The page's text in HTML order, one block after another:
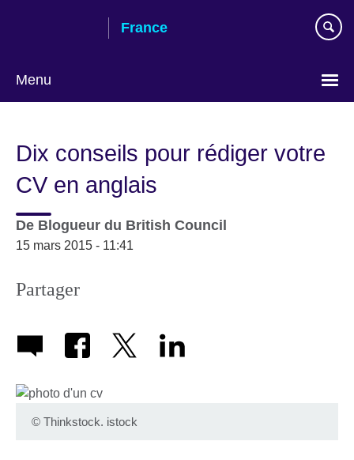
France
Menu
language
Dix conseils pour rédiger votre
CV en anglais
De Blogueur du British Council
15 mars 2015 - 11:41
Partager
© Thinkstock. istock